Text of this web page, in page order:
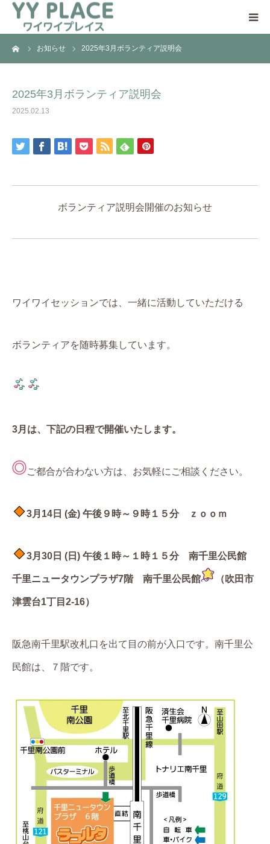
お知らせ 2025年3月ボランティア説明会
2025年3月ボランティア説明会
2025.02.13
ボランティア説明会開催のお知らせ
ワイワイセッションでは、一緒に活動していただける
ボランティアを随時募集しています。
3月は、 下記の日程で開催いたします。
ご都合が合わない方は、お気軽にご相談ください。
3月14 日 (金) 午後９時～９時１５分 ｚｏｏｍ
3月30日 (日) 午後１時～１時１５分 南千里公民館
千里ニュータウンプラザ7階 南千里公民館 （吹田市
津雲台1丁目2-16）
阪急南千里駅改札口を出て目の前が入口です。南千里公
民館は、７階です。
YY PLACEについて
ご支援のお願い
アクセス